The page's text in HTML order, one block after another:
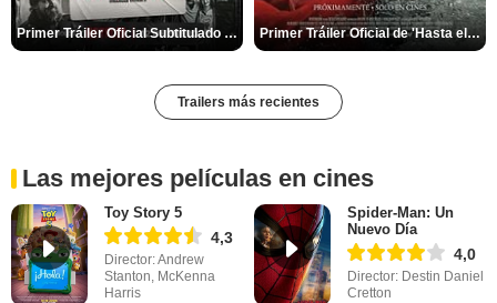
Primer Tráiler Oficial Subtitulado de 'Una última aventura: Detrás de cámaras de Stranger Things 5' Primer Tráiler Oficial de 'Hasta el fin del mundo'
Trailers más recientes
Las mejores películas en cines
Toy Story 5
4,3
Director: Andrew
Stanton, McKenna
Harris
Spider-Man: Un
Nuevo Día
4,0
Director: Destin Daniel
Cretton